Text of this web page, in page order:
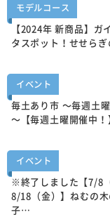
モデルコース
【2024年 新商品】ガ
タスポット！せせら
イベント
毎土あり市 ～毎週土
～【毎週土曜開催中！
イベント
※終了しました【7/8
8/18（金）】ねむの
子…